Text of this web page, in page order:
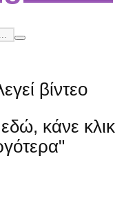
βίντεο
κάνε κλικ